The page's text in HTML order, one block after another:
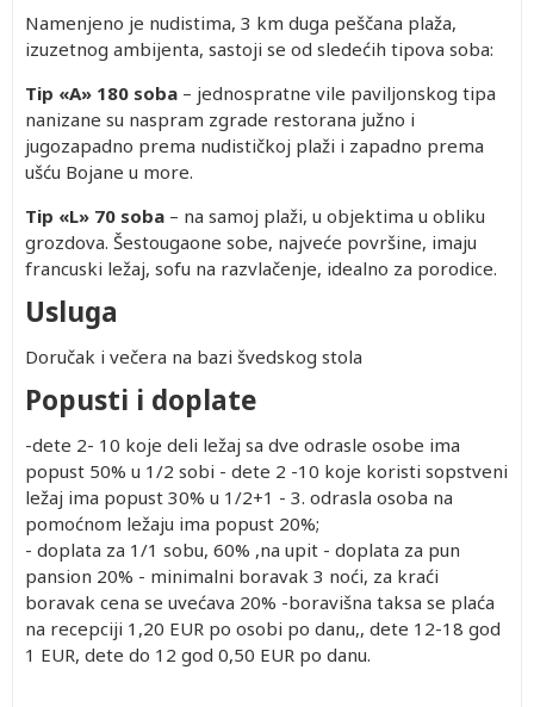
Namenjeno je nudistima, 3 km duga peščana plaža,
izuzetnog ambijenta, sastoji se od sledećih tipova soba:
Tip «A» 180 soba – jednospratne vile paviljonskog tipa
nanizane su naspram zgrade restorana južno i
jugozapadno prema nudističkoj plaži i zapadno prema
ušću Bojane u more.
Tip «L» 70 soba – na samoj plaži, u objektima u obliku
grozdova. Šestougaone sobe, najveće površine, imaju
francuski ležaj, sofu na razvlačenje, idealno za porodice.
Usluga
Doručak i večera na bazi švedskog stola
Popusti i doplate
-dete 2- 10 koje deli ležaj sa dve odrasle osobe ima
popust 50% u 1/2 sobi - dete 2 -10 koje koristi sopstveni
ležaj ima popust 30% u 1/2+1 - 3. odrasla osoba na
pomoćnom ležaju ima popust 20%;
- doplata za 1/1 sobu, 60% ,na upit - doplata za pun
pansion 20% - minimalni boravak 3 noći, za kraći
boravak cena se uvećava 20% -boravišna taksa se plaća
na recepciji 1,20 EUR po osobi po danu,, dete 12-18 god
1 EUR, dete do 12 god 0,50 EUR po danu.